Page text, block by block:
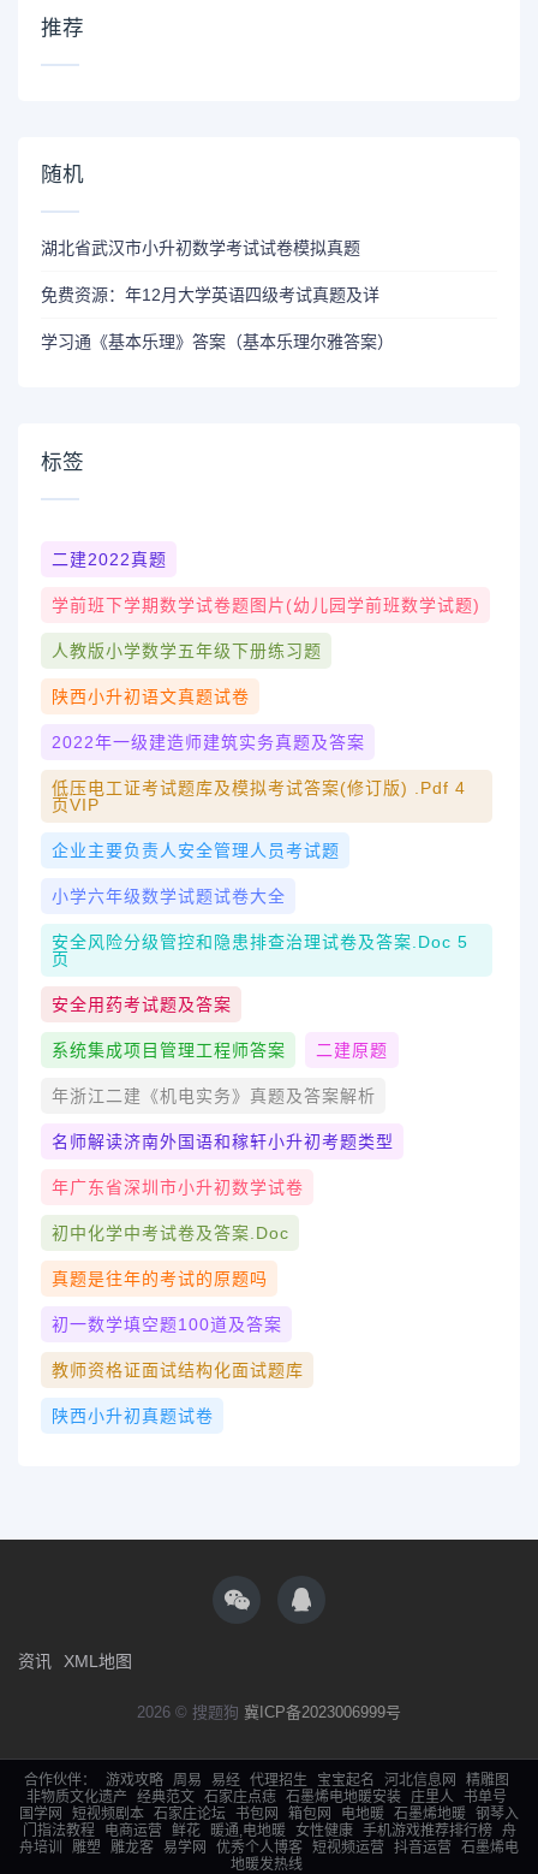
推荐
随机
湖北省武汉市小升初数学考试试卷模拟真题
免费资源：年12月大学英语四级考试真题及详
学习通《基本乐理》答案（基本乐理尔雅答案）
标签
二建2022真题
学前班下学期数学试卷题图片(幼儿园学前班数学试题)
人教版小学数学五年级下册练习题
陕西小升初语文真题试卷
2022年一级建造师建筑实务真题及答案
低压电工证考试题库及模拟考试答案(修订版) .pdf 4
页VIP
企业主要负责人安全管理人员考试题
小学六年级数学试题试卷大全
安全风险分级管控和隐患排查治理试卷及答案.doc 5
页
安全用药考试题及答案
系统集成项目管理工程师答案 二建原题
年浙江二建《机电实务》真题及答案解析
名师解读济南外国语和稼轩小升初考题类型
年广东省深圳市小升初数学试卷
初中化学中考试卷及答案.doc
真题是往年的考试的原题吗
初一数学填空题100道及答案
教师资格证面试结构化面试题库
陕西小升初真题试卷
资讯 XML地图
2026 © 搜题狗 冀ICP备2023006999号
合作伙伴： 游戏攻略 周易 易经 代理招生 宝宝起名 河北信息网
精雕图
非物质文化遗产
经典范文 石家庄点痣 石墨烯电地暖安装 庄里人
书单号
国学网
短视频剧本 石家庄论坛 书包网 箱包网 电地暖 石墨烯地暖 钢琴入
门指法教程
电商运营 鲜花 暖通,电地暖 女性健康 手机游戏推荐排行榜
舟
舟培训
雕塑 雕龙客 易学网 优秀个人博客 短视频运营 抖音运营 石墨烯电
地暖发热线